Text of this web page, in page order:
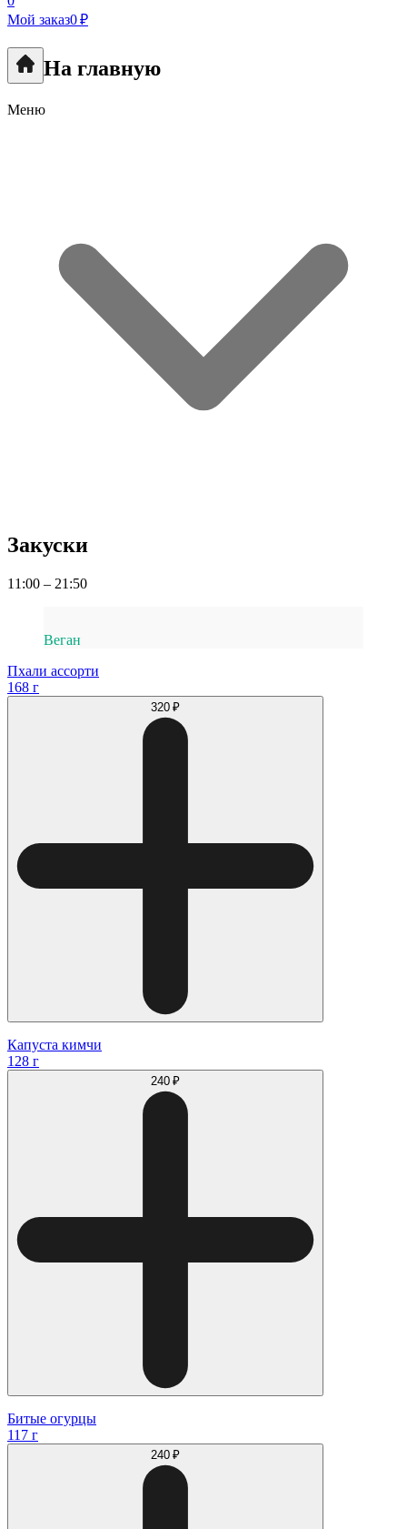
Мой заказ0 ₽
На главную
Меню
Закуски
11:00 – 21:50
Веган
Пхали ассорти
168 г
320 ₽
Капуста кимчи
128 г
240 ₽
Битые огурцы
117 г
240 ₽